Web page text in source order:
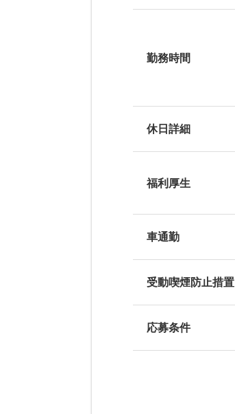
勤務時間
休日詳細
福利厚生
車通勤
受動喫煙防止措置
応募条件